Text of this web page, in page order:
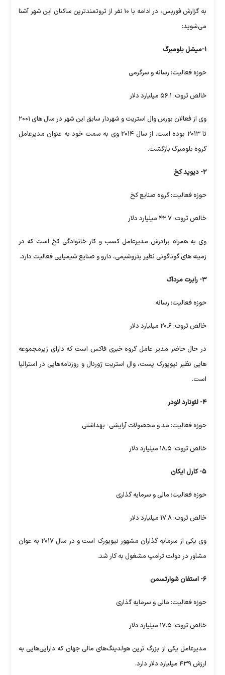
به گزارش فوربس، در ادامه با ۱۰ نفر از ثروتمندترین ساکنان این شهر آشنا
می‌شوید:
۱-میشل بلومبرگ
حوزه فعالیت: رسانه و سرگرمی
خالص ثروت: ۵۶.۱ میلیارد دلار
وی از فعالان بورس وال استریت و شهردار سابق این شهر در سال های ۲۰۰۱
تا ۲۰۱۳ بوده است. از سال ۲۰۱۴ وی به سمت خود به عنوان مدیرعامل
گروه بلومبرگ بازگشت.
۲- دیوید کخ
حوزه فعالیت: گروه صنایع کخ
خالص ثروت: ۴۲.۷ میلیارد دلار
وی به همراه برادرش مدیرعامل کسب و کار خانوادگی کخ است که در
زمینه های گوناگونی نظیر پتروشیمی، دارو و صنایع شیمیایی فعالیت دارد.
۳- رابرت مرداک
حوزه فعالیت: رسانه
خالص ثروت: ۲۰.۶ میلیارد دلار
در حال حاضر مدیر عامل گروه خبری فاکس است که دارای زیرمجموعه
هایی نظیر نیویورک پست، وال استریت ژورنال و روزنامه‌هایی در استرالیا
است.
۴- لئونارد لاودر
حوزه فعالیت: مد و محصولات آرایشی- بهداشتی
خالص ثروت: ۱۸.۵ میلیارد دلار
۵- کارل ایکان
حوزه فعالیت: مالی و سرمایه گذاری
خالص ثروت: ۱۷.۸ میلیارد دلار
وی یکی از سرمایه گذاران مشهور نیویورک است و در سال ۲۰۱۷ به عوان
مشاور در دولت ترامپ مشغول به کار شد.
۶- استفان شوارتسمن
حوزه فعالیت: مالی و سرمایه گذاری
خالص ثروت: ۱۷.۵ میلیارد دلار
مدیرعامل یکی از بزرگ ترین هولدینگ‌های مالی جهان که دارایی‌هایی به
ارزش ۴۳۹ میلیارد دلار دارد.